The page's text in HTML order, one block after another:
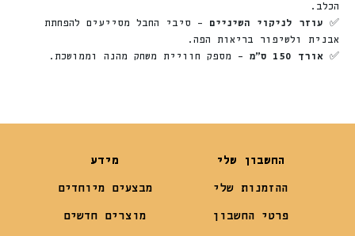
הכלב.
✅ עוזר לניקוי השיניים – סיבי החבל מסייעים להפחתת
אבנית ולשיפור בריאות הפה.
✅ אורך 150 ס”מ – מספק חוויית משחק מהנה וממושכת.
החשבון שלי
ההזמנות שלי
פרטי החשבון
מידע
מבצעים מיוחדים
מוצרים חדשים